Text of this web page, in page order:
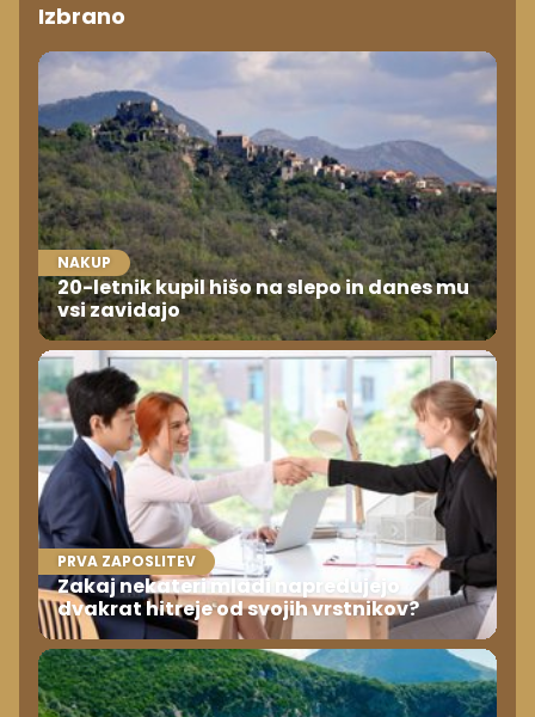
Izbrano
NAKUP
20-letnik kupil hišo na slepo in danes mu
vsi zavidajo
PRVA ZAPOSLITEV
Zakaj nekateri mladi napredujejo
dvakrat hitreje od svojih vrstnikov?